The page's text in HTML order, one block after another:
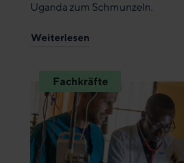
Uganda zum Schmunzeln.
Weiterlesen
Fachkräfte